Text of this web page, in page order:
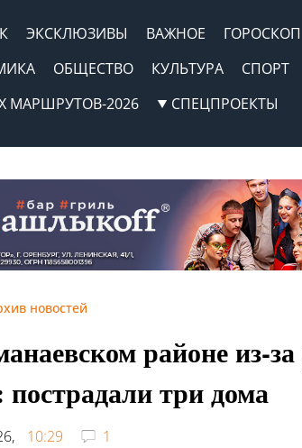
ЭКСКЛЮЗИВЫ ВАЖНОЕ ГОРОСКОП
ОБЩЕСТВО КУЛЬТУРА СПОРТ
МАРШРУТОВ-2026
СПЕЦПРОЕКТЫ
новостей
районе
три дома
10:29
1